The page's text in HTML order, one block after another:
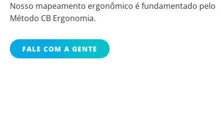
Nosso mapeamento ergonômico é fundamentado pelo
Método CB Ergonomia.
FALE COM A GENTE